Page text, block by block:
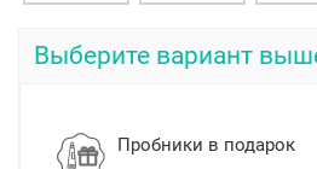
Выберите вариант
Пробники в подарок